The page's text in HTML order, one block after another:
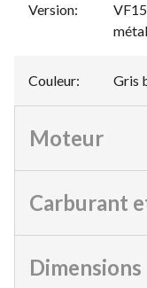
Version:
Couleur: Gris
Moteur
Carburant
Dimensions